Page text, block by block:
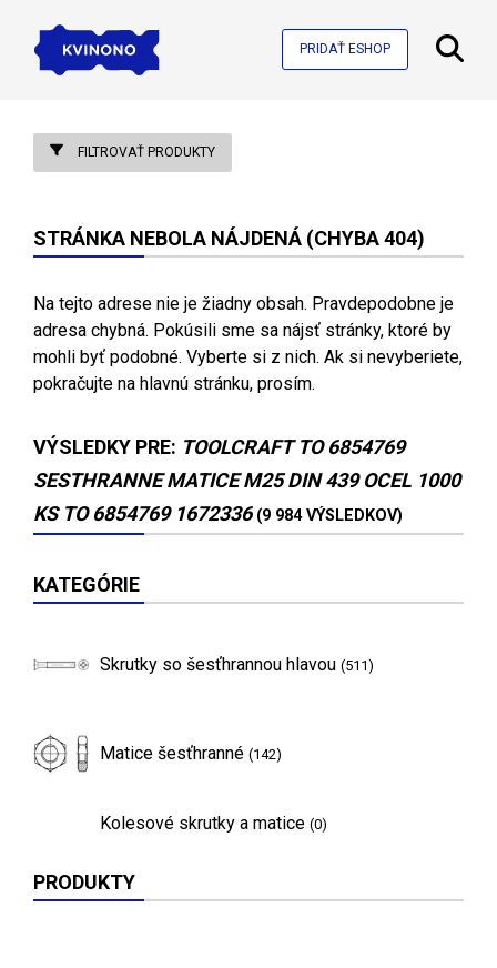
PRIDAŤ ESHOP
FILTROVAŤ PRODUKTY
STRÁNKA NEBOLA NÁJDENÁ (CHYBA 404)
Na tejto adrese nie je žiadny obsah. Pravdepodobne je
adresa chybná. Pokúsili sme sa nájsť stránky, ktoré by
mohli byť podobné. Vyberte si z nich. Ak si nevyberiete,
pokračujte na hlavnú stránku, prosím.
VÝSLEDKY PRE: TOOLCRAFT TO 6854769
SESTHRANNE MATICE M25 DIN 439 OCEL 1000
KS TO 6854769 1672336 (9 984 VÝSLEDKOV)
KATEGÓRIE
Skrutky so šesťhrannou hlavou (511)
Matice šesťhranné (142)
Kolesové skrutky a matice (0)
PRODUKTY